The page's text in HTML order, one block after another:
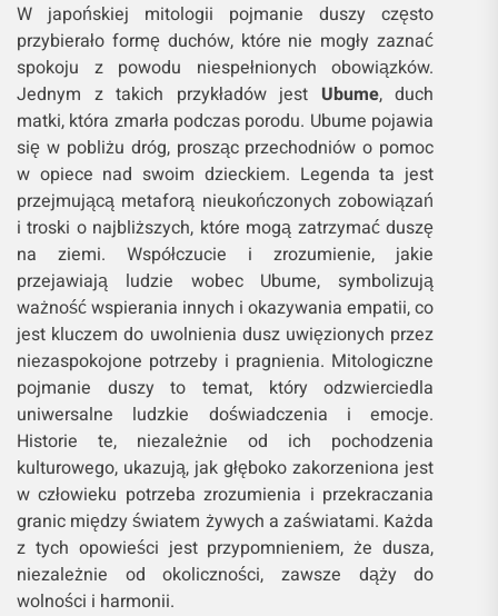
W japońskiej mitologii pojmanie duszy często
przybierało formę duchów, które nie mogły zaznać
spokoju z powodu niespełnionych obowiązków.
Jednym z takich przykładów jest Ubume, duch
matki, która zmarła podczas porodu. Ubume pojawia
się w pobliżu dróg, prosząc przechodniów o pomoc
w opiece nad swoim dzieckiem. Legenda ta jest
przejmującą metaforą nieukończonych zobowiązań
i troski o najbliższych, które mogą zatrzymać duszę
na ziemi. Współczucie i zrozumienie, jakie
przejawiają ludzie wobec Ubume, symbolizują
ważność wspierania innych i okazywania empatii, co
jest kluczem do uwolnienia dusz uwięzionych przez
niezaspokojone potrzeby i pragnienia. Mitologiczne
pojmanie duszy to temat, który odzwierciedla
uniwersalne ludzkie doświadczenia i emocje.
Historie te, niezależnie od ich pochodzenia
kulturowego, ukazują, jak głęboko zakorzeniona jest
w człowieku potrzeba zrozumienia i przekraczania
granic między światem żywych a zaświatami. Każda
z tych opowieści jest przypomnieniem, że dusza,
niezależnie od okoliczności, zawsze dąży do
wolności i harmonii.